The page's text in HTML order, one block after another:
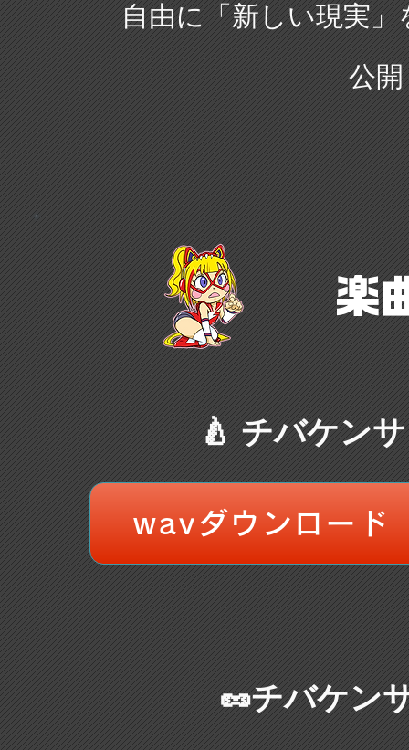
自由に「新しい現実
公
楽
🍐 チバケン
wavダウンロード
🥜チバケン